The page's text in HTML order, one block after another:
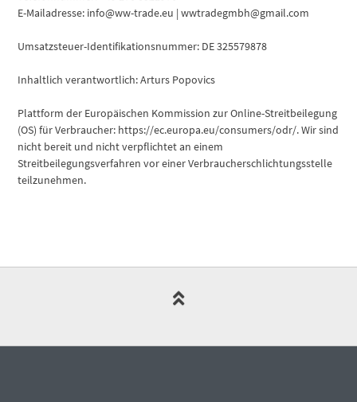
E-Mailadresse: info@ww-trade.eu | wwtradegmbh@gmail.com
Umsatzsteuer-Identifikationsnummer: DE 325579878
Inhaltlich verantwortlich: Arturs Popovics
Plattform der Europäischen Kommission zur Online-Streitbeilegung
(OS) für Verbraucher: https://ec.europa.eu/consumers/odr/. Wir sind
nicht bereit und nicht verpflichtet an einem
Streitbeilegungsverfahren vor einer Verbraucherschlichtungsstelle
teilzunehmen.